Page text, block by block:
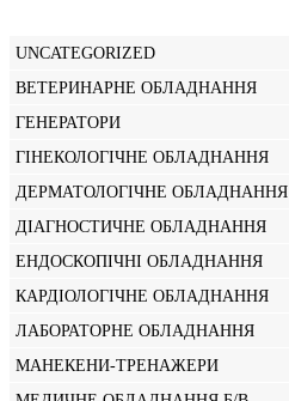
UNCATEGORIZED
ВЕТЕРИНАРНЕ ОБЛАДНАННЯ
ГЕНЕРАТОРИ
ГІНЕКОЛОГІЧНЕ ОБЛАДНАННЯ
ДЕРМАТОЛОГІЧНЕ ОБЛАДНАННЯ
ДІАГНОСТИЧНЕ ОБЛАДНАННЯ
ЕНДОСКОПІЧНІ ОБЛАДНАННЯ
КАРДІОЛОГІЧНЕ ОБЛАДНАННЯ
ЛАБОРАТОРНЕ ОБЛАДНАННЯ
МАНЕКЕНИ-ТРЕНАЖЕРИ